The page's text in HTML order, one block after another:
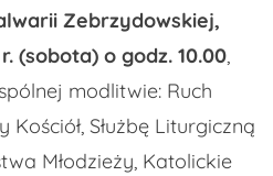
Zebrzydowskiej,
(sobota) o godz. 10.00,
modlitwie: Ruch
Służbę Liturgiczną
Młodzieży, Katolickie